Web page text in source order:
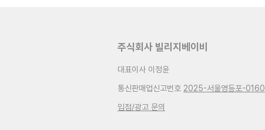
주식회사 빌리지베이비
대표이사 이정윤
통신판매업신고번호 2025-서울영등포-0160
입점/광고 문의